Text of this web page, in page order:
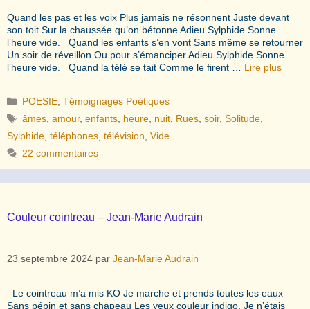
Quand les pas et les voix Plus jamais ne résonnent Juste devant
son toit Sur la chaussée qu’on bétonne Adieu Sylphide Sonne
l’heure vide. Quand les enfants s’en vont Sans même se retourner
Un soir de réveillon Ou pour s’émanciper Adieu Sylphide Sonne
l’heure vide. Quand la télé se tait Comme le firent … Lire plus
Catégories
POESIE ,Témoignages Poétiques
Étiquettes
âmes ,amour,enfants heure nuit Rues ,soir,Solitude
Sylphide téléphones télévision Vide
22 commentaires
Couleur cointreau – Jean-Marie Audrain
23 septembre 2024 par Jean-Marie Audrain
Le cointreau m’a mis KO Je marche et prends toutes les eaux
Sans pépin et sans chapeau Les yeux couleur indigo. Je n’étais